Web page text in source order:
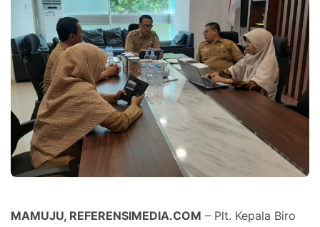
MAMUJU, REFERENSIMEDIA.COM – Plt. Kepala Biro